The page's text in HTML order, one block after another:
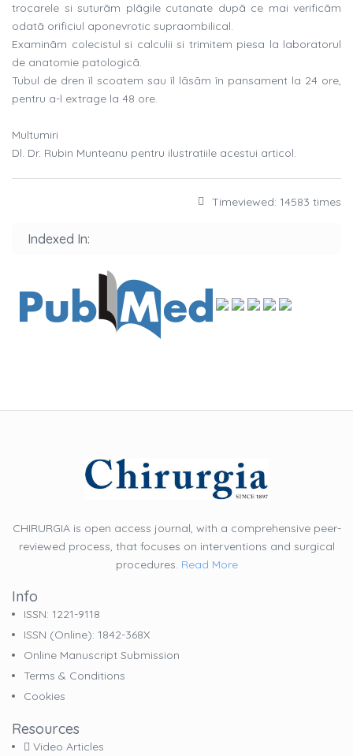
trocarele si suturãm plãgile cutanate dupã ce mai verificãm
odatã orificiul aponevrotic supraombilical.
Examinãm colecistul si calculii si trimitem piesa la laboratorul
de anatomie patologicã.
Tubul de dren îl scoatem sau îl lãsãm în pansament la 24 ore,
pentru a-l extrage la 48 ore.
Multumiri
Dl. Dr. Rubin Munteanu pentru ilustratiile acestui articol.
Timeviewed: 14583 times
Indexed In:
CHIRURGIA is open access journal, with a comprehensive peer-
reviewed process, that focuses on interventions and surgical
procedures. Read More
Info
ISSN: 1221-9118
ISSN (online): 1842-368X
Online Manuscript Submission
Terms & Conditions
Cookies
Resources
Video Articles